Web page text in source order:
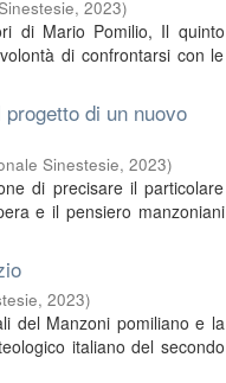
,2023)
di Mario Pomilio, Il quinto
di confrontarsi con le
di un nuovo
Sinestesie,2023)
di precisare il particolare
e il pensiero manzoniani
,2023)
del Manzoni pomiliano e la
italiano del secondo